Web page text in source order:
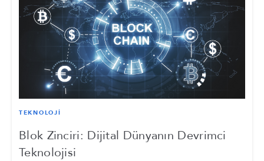
TEKNOLOJİ
Blok Zinciri: Dijital Dünyanın Devrimci
Teknolojisi